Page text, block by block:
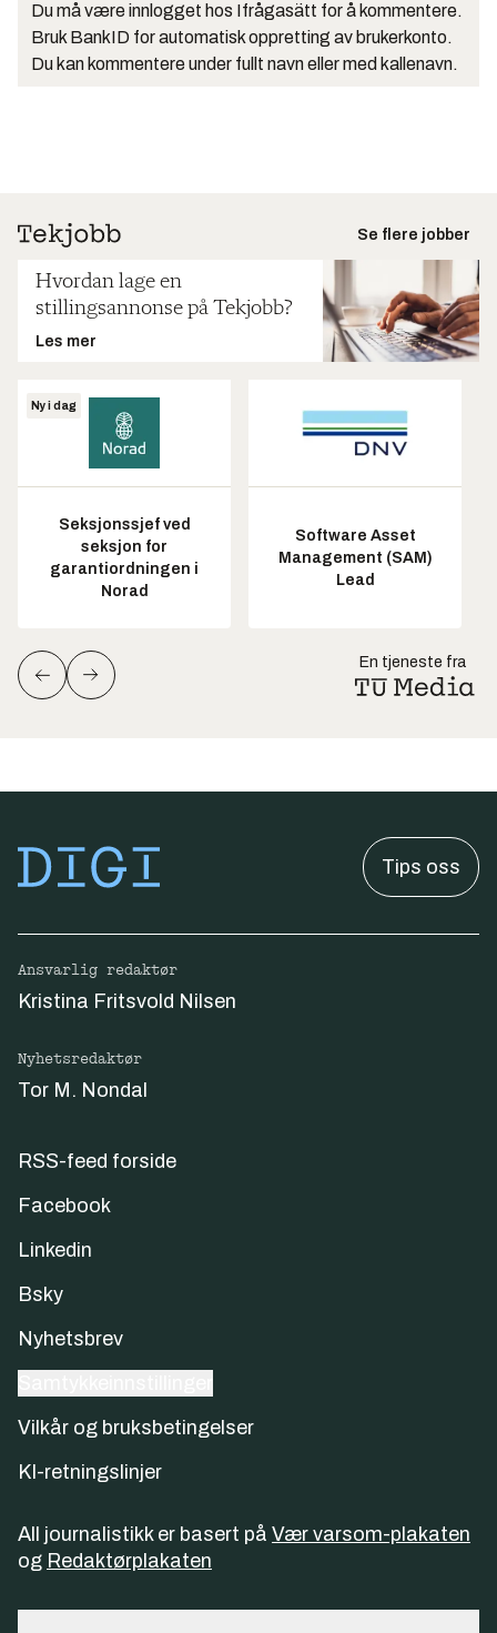
Du må være innlogget hos Ifrågasätt for å kommentere.
Bruk BankID for automatisk oppretting av brukerkonto.
Du kan kommentere under fullt navn eller med kallenavn.
Se flere jobber
Hvordan lage en
stillingsannonse på Tekjobb?
Les mer
Ny i dag
Seksjonssjef ved
seksjon for
garantiordningen i
Norad
Software Asset
Management (SAM)
Lead
En tjeneste fra
Tips oss
Ansvarlig redaktør
Kristina Fritsvold Nilsen
Nyhetsredaktør
Tor M. Nondal
RSS-feed forside
Facebook
Linkedin
Bsky
Nyhetsbrev
Vilkår og bruksbetingelser
KI-retningslinjer
All journalistikk er basert på Vær varsom-plakaten
og Redaktørplakaten